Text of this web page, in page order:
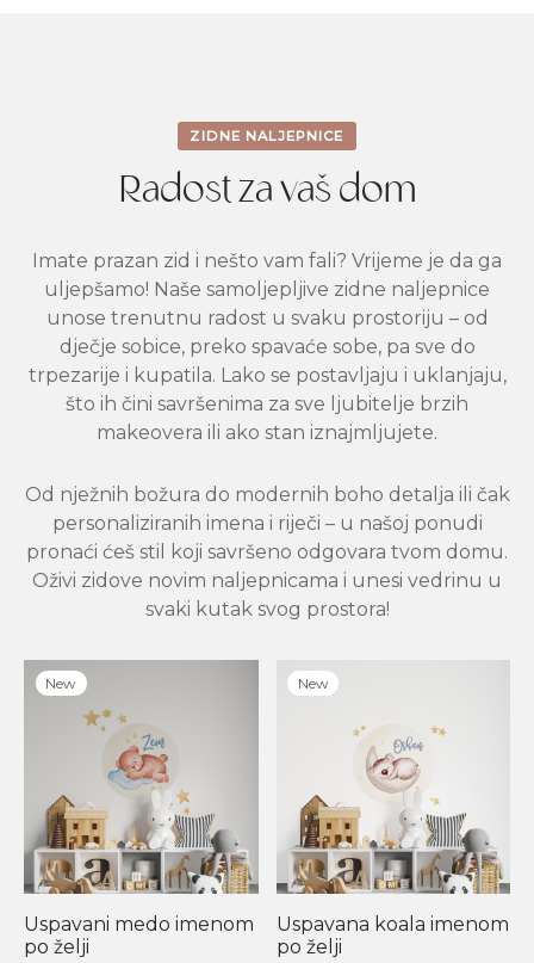
ZIDNE NALJEPNICE
Radost za vaš dom
Imate prazan zid i nešto vam fali? Vrijeme je da ga
uljepšamo! Naše samoljepljive zidne naljepnice
unose trenutnu radost u svaku prostoriju – od
dječje sobice, preko spavaće sobe, pa sve do
trpezarije i kupatila. Lako se postavljaju i uklanjaju,
što ih čini savršenima za sve ljubitelje brzih
makeovera ili ako stan iznajmljujete.
Od nježnih božura do modernih boho detalja ili čak
personaliziranih imena i riječi – u našoj ponudi
pronaći ćeš stil koji savršeno odgovara tvom domu.
Oživi zidove novim naljepnicama i unesi vedrinu u
svaki kutak svog prostora!
New
Uspavani medo imenom
po želji
New
Uspavana koala imenom
po želji